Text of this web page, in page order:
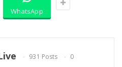
WhatsApp
931 Posts
0